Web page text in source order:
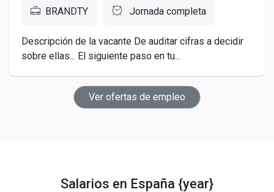
BRANDTY Jornada completa
Descripción de la vacante De auditar cifras a decidir
sobre ellas... El siguiente paso en tu...
Ver ofertas de empleo
Salarios en España {year}